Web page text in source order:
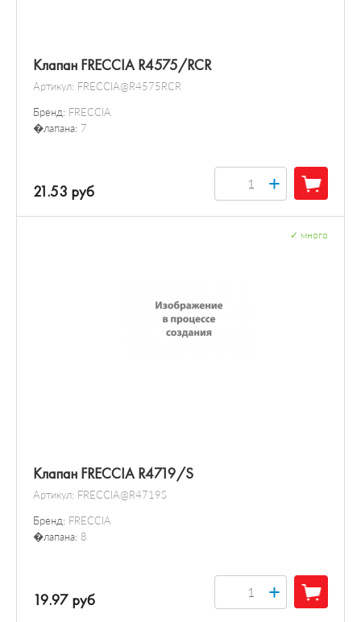
Клапан FRECCIA R4575/RCR
Артикул: FRECCIA@R4575RCR
Бренд: FRECCIA
�лапана: 7
21.53 руб +
Клапан FRECCIA R4719/S
Артикул: FRECCIA@R4719S
Бренд: FRECCIA
�лапана: 8
много
19.97 руб +